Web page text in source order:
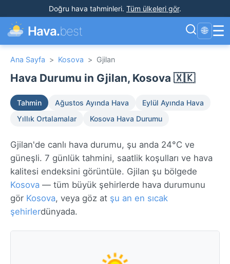
Doğru hava tahminleri. Tüm ülkeleri gör.
Hava.best 🌐 ☰
Ana Sayfa > Kosova > Gjilan
Hava Durumu in Gjilan, Kosova 🇽🇰
Tahmin Ağustos Ayında Hava
Eylül Ayında Hava
Yıllık Ortalamalar
Kosova Hava Durumu
Gjilan'de canlı hava durumu, şu anda 24°C ve
güneşli. 7 günlük tahmini, saatlik koşulları ve hava
kalitesi endeksini görüntüle. Gjilan şu bölgede
Kosova — tüm büyük şehirlerde hava durumunu
gör Kosova, veya göz at şu an en sıcak
şehirlerdünyada.